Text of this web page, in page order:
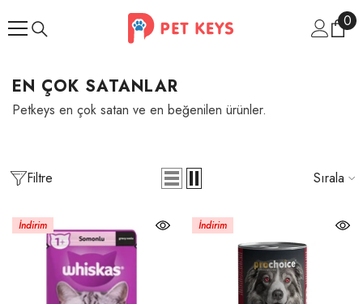
00
EN ÇOK SATANLAR
Petkeys en çok satan ve en beğenilen ürünler.
Filtre Sırala
İndirim İndirim